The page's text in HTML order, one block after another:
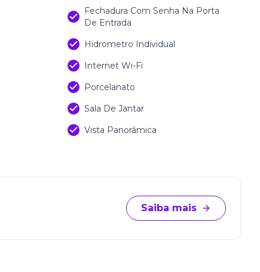
Fechadura Com Senha Na Porta
De Entrada
Hidrometro Individual
Internet Wi-Fi
Porcelanato
Sala De Jantar
Vista Panorâmica
Saiba mais